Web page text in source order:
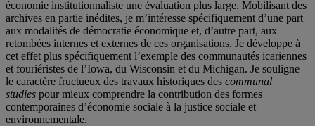
économie institutionnaliste une évaluation plus large. Mobilisant des
archives en partie inédites, je m’intéresse spécifiquement d’une part
aux modalités de démocratie économique et, d’autre part, aux
retombées internes et externes de ces organisations. Je développe à
cet effet plus spécifiquement l’exemple des communautés icariennes
et fouriéristes de l’Iowa, du Wisconsin et du Michigan. Je souligne
le caractère fructueux des travaux historiques des communal
studies pour mieux comprendre la contribution des formes
contemporaines d’économie sociale à la justice sociale et
environnementale.